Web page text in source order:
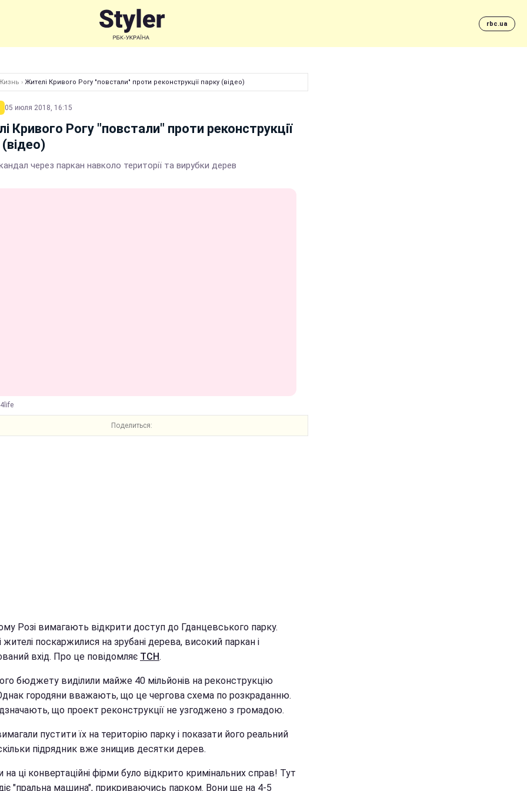
rbc.ua
› Жителі Кривого Рогу "повстали" проти реконструкції парку (відео)
05 июля 2018, 16:15
Кривого Рогу "повстали" проти реконструкції
через паркан навколо території та вирубки дерев
Поделиться:
Розі вимагають відкрити доступ до Гданцевського парку.
жителі поскаржилися на зрубані дерева, високий паркан і
вхід. Про це повідомляє ТСН.
бюджету виділили майже 40 мільйонів на реконструкцію
городяни вважають, що це чергова схема по розкраданню.
що проект реконструкції не узгоджено з громадою.
пустити їх на територію парку і показати його реальний
підрядник вже знищив десятки дерев.
на ці конвертаційні фірми було відкрито кримінальних справ! Тут
"пральна машина", прикриваючись парком. Вони ще на 4-5